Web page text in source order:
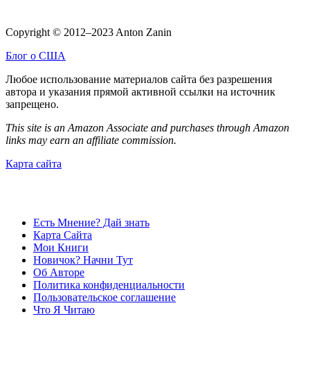
Copyright © 2012–2023 Anton Zanin
Блог о США
Любое использование материалов сайта без разрешения
автора и указания прямой активной ссылки на источник
запрещено.
This site is an Amazon Associate and purchases through Amazon
links may earn an affiliate commission.
Карта сайта
Есть Мнение? Дай знать
Карта Сайта
Мои Книги
Новичок? Начни Тут
Об Авторе
Политика конфиденциальности
Пользовательское соглашение
Что Я Читаю